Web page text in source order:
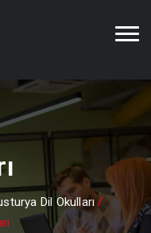
Dil Okulları /